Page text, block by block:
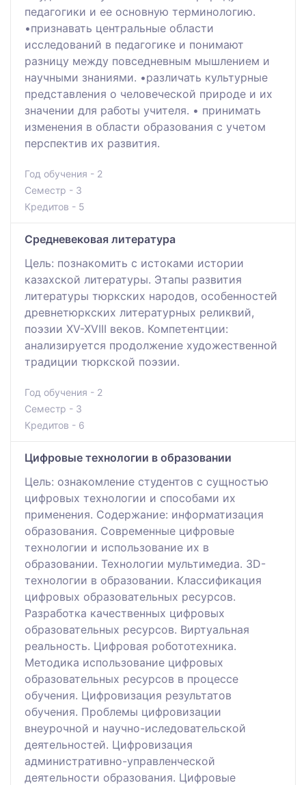
педагогики и ее основную терминологию.
•признавать центральные области
исследований в педагогике и понимают
разницу между повседневным мышлением и
научными знаниями. •различать культурные
представления о человеческой природе и их
значении для работы учителя. • принимать
изменения в области образования с учетом
перспектив их развития.
Год обучения - 2
Семестр - 3
Кредитов - 5
Средневековая литература
Цель: познакомить с истоками истории
казахской литературы. Этапы развития
литературы тюркских народов, особенностей
древнетюркских литературных реликвий,
поэзии XV-XVIII веков. Компетентции:
анализируется продолжение художественной
традиции тюркской поэзии.
Год обучения - 2
Семестр - 3
Кредитов - 6
Цифровые технологии в образовании
Цель: ознакомление студентов с сущностью
цифровых технологии и способами их
применения. Содержание: информатизация
образования. Современные цифровые
технологии и использование их в
образовании. Технологии мультимедиа. 3D-
технологии в образовании. Классификация
цифровых образовательных ресурсов.
Разработка качественных цифровых
образовательных ресурсов. Виртуальная
реальность. Цифровая робототехника.
Методика использование цифровых
образовательных ресурсов в процессе
обучения. Цифровизация результатов
обучения. Проблемы цифровизации
внеурочной и научно-иследовательской
деятельностей. Цифровизация
административно-управленческой
деятельности образования. Цифровые